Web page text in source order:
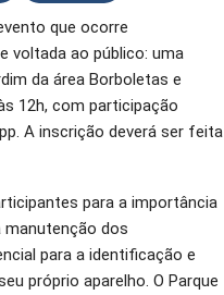
que ocorre
voltada ao público: uma
da área Borboletas e
12h, com participação
A inscrição deverá ser feita
para a importância
manutenção dos
para a identificação e
próprio aparelho. O Parque